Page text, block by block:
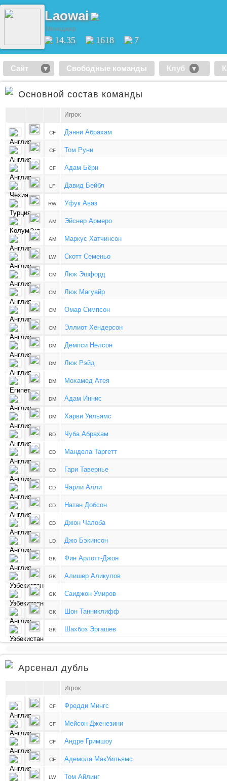
Laowai
Менеджер
14.35 1618 7
Сайт Свободные команды Клуб
Основной состав команды
Игрок
CF Дэнни Абрахам
CF Том Руни
CF Адам Бёрн
LF Давид Бейбл
RW Уфук Аваз
AM Эйснер Армеро
AM Маркус Хатчинсон
LW Скотт Семеньо
CM Люк Эшфорд
CM Люк Магуайр
CM Омар Симпсон
CM Эллиот Хендерсон
DM Демпси Нелсон
DM Люк Рэйд
DM Мохамед Атея
DM Адам Иннис
DM Харви Уильямс
RD Чуба Абрахам
CD Мандела Таргетт
CD Гари Тавернье
CD Чарли Алли
CD Натан Добсон
CD Джон Чалоба
LD Джо Бэкинсон
GK Фин Арлотт-Джон
GK Алишер Aликулов
GK Саиджон Умиров
GK Шон Танниклифф
GK Шахбоз Эргашев
Арсенал дубль
Игрок
CF Фредди Мингс
CF Мейсон Дженезини
CF Андре Гримшоу
CF Адемола МакУильямс
LW Том Айлинг